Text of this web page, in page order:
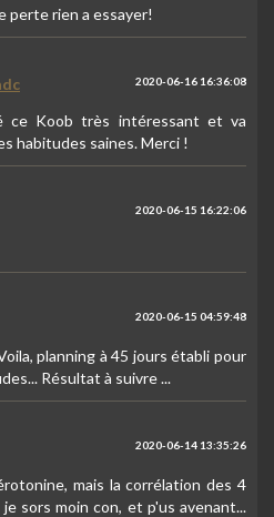
perte rien a essayer!
2020-06-16 16:36:08
ce Koob très intéressant et va
habitudes saines. Merci !
2020-06-15 16:22:06
2020-06-15 04:59:48
planning à 45 jours établi pour
Résultat à suivre ...
2020-06-14 13:35:26
mais la corrélation des 4
sors moin con, et p'us avenant...